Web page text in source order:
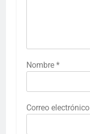
Nombre *
Correo electrónico